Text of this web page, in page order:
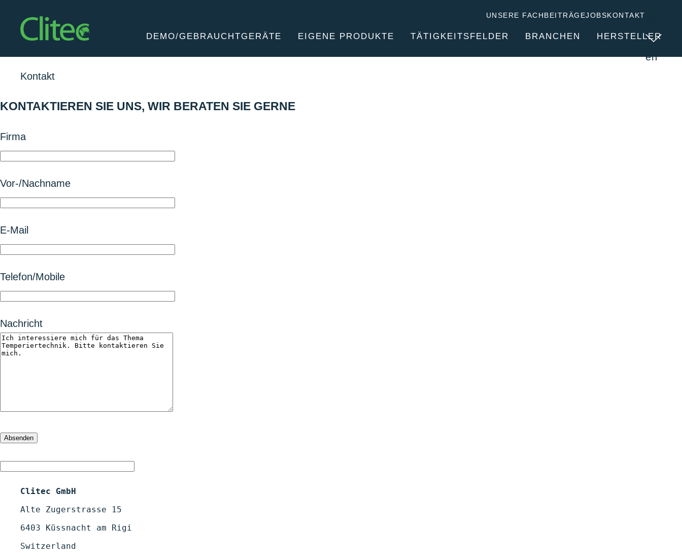
Startseite UNSERE FACHBEITRÄGEJOBSKONTAKT
en
DEMO/GEBRAUCHTGERÄTE EIGENE PRODUKTE TÄTIGKEITSFELDER BRANCHEN HERSTELLER
Home
Kontakt
KONTAKTIEREN SIE UNS, WIR BERATEN SIE GERNE
Firma
Vor-/Nachname
E-Mail
Telefon/Mobile
Nachricht
Clitec GmbH
    Alte Zugerstrasse 15
    6403 Küssnacht am Rigi
    Switzerland